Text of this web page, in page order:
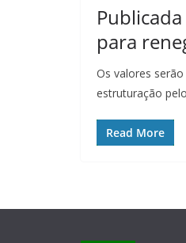
para
Os valores
estruturação
Read More